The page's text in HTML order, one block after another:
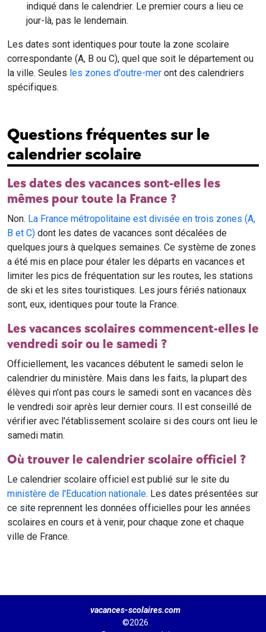
indiqué dans le calendrier. Le premier cours a lieu ce
jour-là, pas le lendemain.
Les dates sont identiques pour toute la zone scolaire
correspondante (A, B ou C), quel que soit le département ou
la ville. Seules les zones d'outre-mer ont des calendriers
spécifiques.
Questions fréquentes sur le
calendrier scolaire
Les dates des vacances sont-elles les
mêmes pour toute la France ?
Non. La France métropolitaine est divisée en trois zones (A,
B et C) dont les dates de vacances sont décalées de
quelques jours à quelques semaines. Ce système de zones
a été mis en place pour étaler les départs en vacances et
limiter les pics de fréquentation sur les routes, les stations
de ski et les sites touristiques. Les jours fériés nationaux
sont, eux, identiques pour toute la France.
Les vacances scolaires commencent-elles le
vendredi soir ou le samedi ?
Officiellement, les vacances débutent le samedi selon le
calendrier du ministère. Mais dans les faits, la plupart des
élèves qui n'ont pas cours le samedi sont en vacances dès
le vendredi soir après leur dernier cours. Il est conseillé de
vérifier avec l'établissement scolaire si des cours ont lieu le
samedi matin.
Où trouver le calendrier scolaire officiel ?
Le calendrier scolaire officiel est publié sur le site du
ministère de l'Education nationale. Les dates présentées sur
ce site reprennent les données officielles pour les années
scolaires en cours et à venir, pour chaque zone et chaque
ville de France.
vacances-scolaires.com
©2026